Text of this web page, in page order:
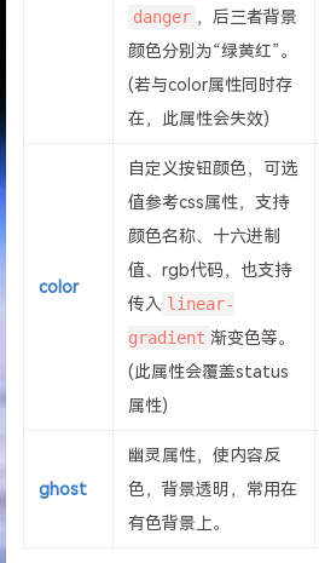
danger ，后三者背景
颜色分别为“绿黄红”。
(若与color属性同时存
在，此属性会失效)
color
自定义按钮颜色，可选
值参考css属性，支持
颜色名称、十六进制
值、rgb代码，也支持
传入 linear-
gradient 渐变色等。
(此属性会覆盖status
属性)
ghost
幽灵属性，使内容反
色，背景透明，常用在
有色背景上。